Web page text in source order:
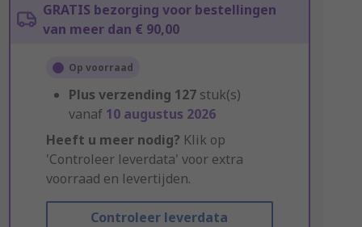
GRATIS bezorging voor bestellingen
van meer dan € 90,00
Op voorraad
Plus verzending 127 stuk(s)
vanaf 10 augustus 2026
Heeft u meer nodig? Klik op
'Controleer leverdata' voor extra
voorraad en levertijden.
Controleer leverdata